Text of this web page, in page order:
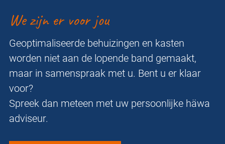
We zijn er voor jou
Geoptimaliseerde behuizingen en kasten
worden niet aan de lopende band gemaakt,
maar in samenspraak met u. Bent u er klaar
voor?
Spreek dan meteen met uw persoonlijke häwa
adviseur.